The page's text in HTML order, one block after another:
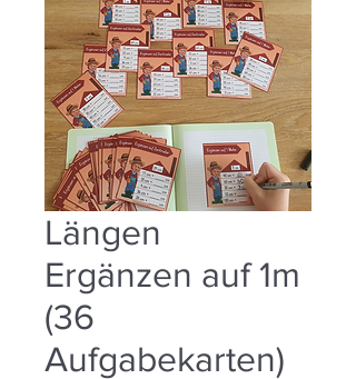
Längen
Ergänzen auf 1m
(36
Aufgabekarten)